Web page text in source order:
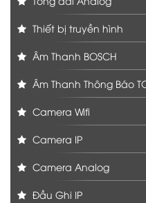
Thiết bị truyền hình
Âm Thanh BOSCH
Âm Thanh Thông Báo
Camera Wifi
Camera IP
Camera Analog
Đầu Ghi IP